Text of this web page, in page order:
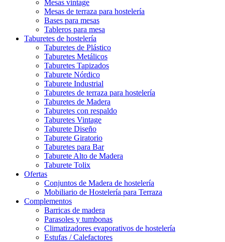
Mesas vintage
Mesas de terraza para hostelería
Bases para mesas
Tableros para mesa
Taburetes de hostelería
Taburetes de Plástico
Taburetes Metálicos
Taburetes Tapizados
Taburete Nórdico
Taburete Industrial
Taburetes de terraza para hostelería
Taburetes de Madera
Taburetes con respaldo
Taburetes Vintage
Taburete Diseño
Taburete Giratorio
Taburetes para Bar
Taburete Alto de Madera
Taburete Tolix
Ofertas
Conjuntos de Madera de hostelería
Mobiliario de Hostelería para Terraza
Complementos
Barricas de madera
Parasoles y tumbonas
Climatizadores evaporativos de hostelería
Estufas / Calefactores